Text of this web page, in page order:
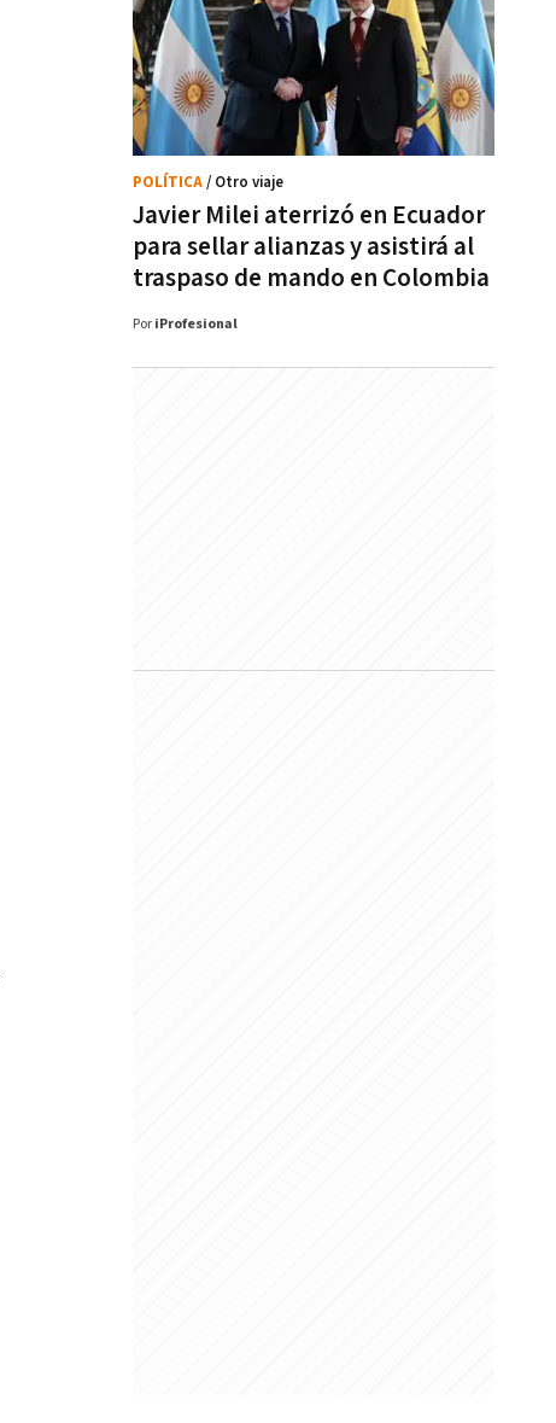
Javier Milei aterrizó en Ecuador
para sellar alianzas y asistirá al
traspaso de mando en Colombia
POLÍTICA/ Otro viaje
Por iProfesional